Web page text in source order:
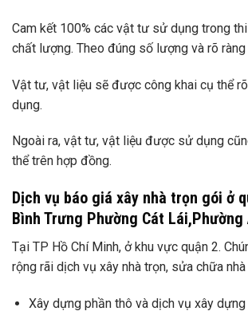
Cam kết 100% các vật tư sử dụng trong
chất lượng. Theo đúng số lượng và rõ ràng
Vật tư, vật liệu sẽ được công khai cụ thể
dụng.
Ngoài ra, vật tư, vật liệu được sử dụng
thể trên hợp đồng.
Dịch vụ báo giá xây nhà trọn gói ở
Bình Trưng Phường Cát Lái,Phường
Tại TP Hồ Chí Minh, ở khu vực quận 2.
rộng rãi dịch vụ xây nhà trọn, sửa chữa
Xây dựng phần thô và dịch vụ xây dựng